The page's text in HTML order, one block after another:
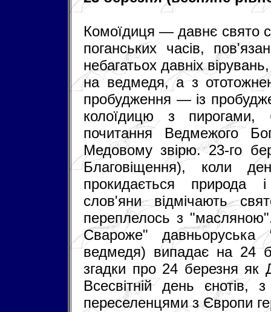
Комоїдиця — давнє свято
поганських часів,
небагатьох давніх
на ведмедя, а з
пробудження — із
колоїдицю з пирогами,
почитання Ведмежого
Медовому звірю. 23-го
Благовіщення), коли
прокидається природа
слов'яни відмічають
переплелось з
Свароже" давньоруська
ведмедя) випадає на 24
згадки про 24 березня як
Всесвітній день єнотів,
переселенцями з Європи